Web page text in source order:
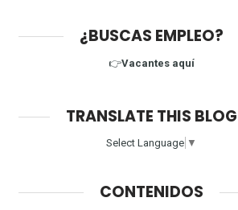
¿BUSCAS EMPLEO?
👉Vacantes aquí
TRANSLATE THIS BLOG
Select Language ▼
CONTENIDOS